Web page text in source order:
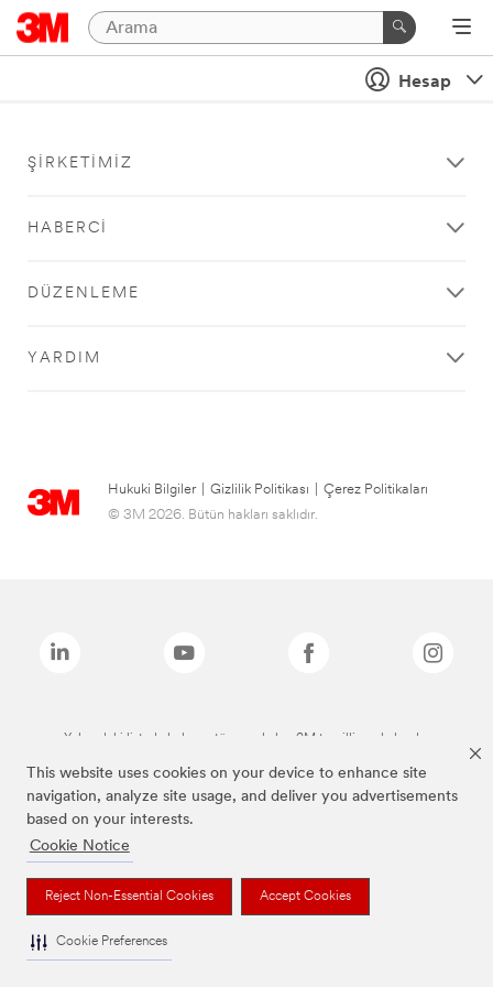
This website uses cookies on your device to enhance site
navigation, analyze site usage, and deliver you advertisements
based on your interests.
Cookie Notice
Reject Non-Essential Cookies Accept Cookies
Cookie Preferences
Hesap
ŞIRKETIMIZ
HABERCI
DÜZENLEME
YARDIM
Hukuki Bilgiler Gizlilik Politikası
Çerez Politikaları
© 3M 2026. Bütün hakları saklıdır.
Yukarıdaki listede bulunan tüm markalar, 3M tescilli markalarıdır.